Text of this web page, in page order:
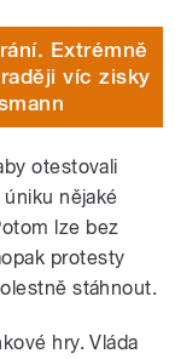
Extrémně
víc zisky
otestovali
nějaké
lze bez
protesty
stáhnout.
hry. Vláda